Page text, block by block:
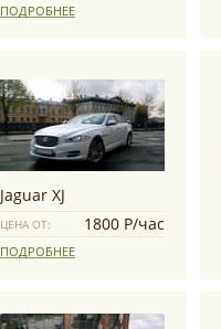
ПОДРОБНЕЕ
Jaguar XJ
ЦЕНА ОТ: 1800 Р/час
ПОДРОБНЕЕ